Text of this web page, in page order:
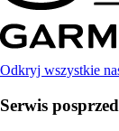
Odkryj wszystkie
Serwis